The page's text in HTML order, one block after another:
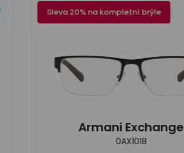
Sleva 20% na kompletní brýle
Armani Exchange
0AX1018